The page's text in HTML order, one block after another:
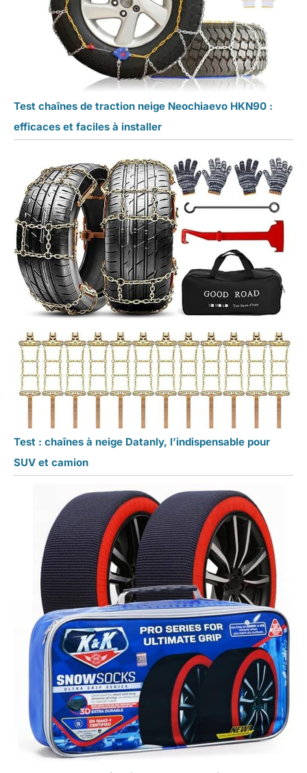
Test chaînes de traction neige Neochiaevo HKN90 :
efficaces et faciles à installer
Test : chaînes à neige Datanly, l’indispensable pour
SUV et camion